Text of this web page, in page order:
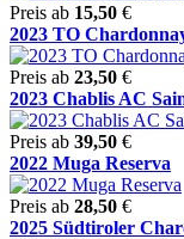
Preis ab 15,50 €
2023 TO
Preis ab 23,50 €
2023 Chablis AC
Preis ab 39,50 €
2022 Muga Reserva
Preis ab 28,50 €
2025 Südtiroler